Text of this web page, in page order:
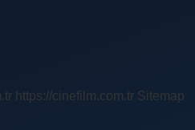
https://cinefilm.com.tr Sitemap